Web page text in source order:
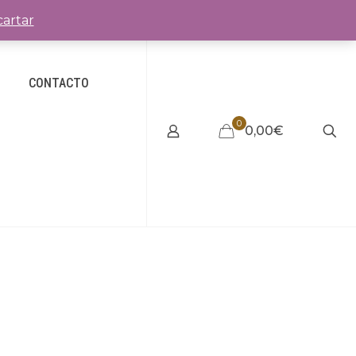
CONTACTO
0 0,00€